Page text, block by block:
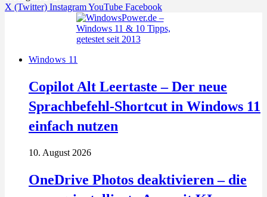
X (Twitter) InstagramYouTube Facebook
Windows 11
Copilot Alt Leertaste – Der neue
Sprachbefehl-Shortcut in Windows 11
einfach nutzen
10. August 2026
OneDrive Photos deaktivieren – die